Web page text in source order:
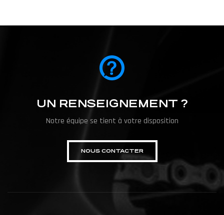
UN RENSEIGNEMENT ?
Notre équipe se tient à votre disposition
NOUS CONTACTER